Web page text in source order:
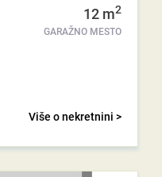
12 m2
GARAŽNO MESTO
Više o nekretnini >